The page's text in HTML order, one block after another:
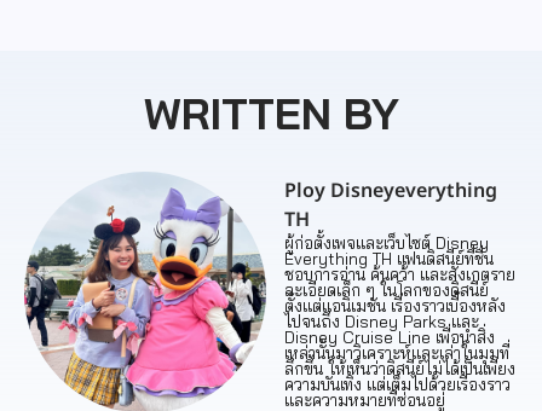
WRITTEN BY
Ploy Disneyeverything
TH
ผู้ก่อตั้งเพจและเว็บไซต์ Disney
Everything TH แฟนดิสนีย์ที่ชื่น
ชอบการอ่าน ค้นคว้า และสังเกตราย
ละเอียดเล็ก ๆ ในโลกของดิสนีย์
ตั้งแต่แอนิเมชัน เรื่องราวเบื้องหลัง
ไปจนถึง Disney Parks และ
Disney Cruise Line เพื่อนำสิ่ง
เหล่านั้นมาวิเคราะห์และเล่าในมุมที่
ลึกขึ้น ให้เห็นว่าดิสนีย์ไม่ได้เป็นเพียง
ความบันเทิง แต่เต็มไปด้วยเรื่องราว
และความหมายที่ซ่อนอยู่